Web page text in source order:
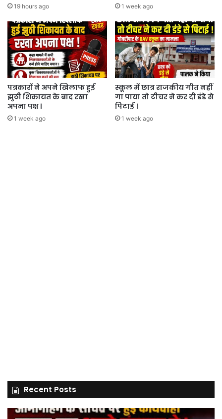
19 hours ago 1 week ago
पत्रकारों ने अपने खिलाफ हुई
झुठी शिकायत के बाद रखा
अपना पक्ष ।
1 week ago
स्कूल में छात्र राजकीय गीत नहीं
गा पाया तो टीचर ने कर दी डंडे से
पिटाई ।
1 week ago
Recent Posts